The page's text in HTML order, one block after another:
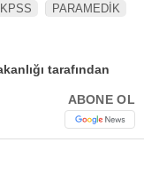
Telegram
KPSS PARAMEDİK
ABONE OL